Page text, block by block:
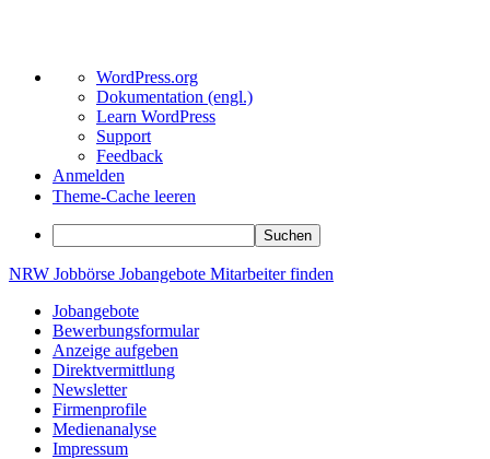
Über
WordPress
WordPress.org
Dokumentation (engl.)
Learn WordPress
Support
Feedback
Anmelden
Theme-Cache leeren
Suchen
Zum
springen
NRW Jobbörse Jobangebote Mitarbeiterfinden
Jobangebote
Bewerbungsformular
Anzeige aufgeben
Direktvermittlung
Newsletter
Firmenprofile
Medienanalyse
Impressum